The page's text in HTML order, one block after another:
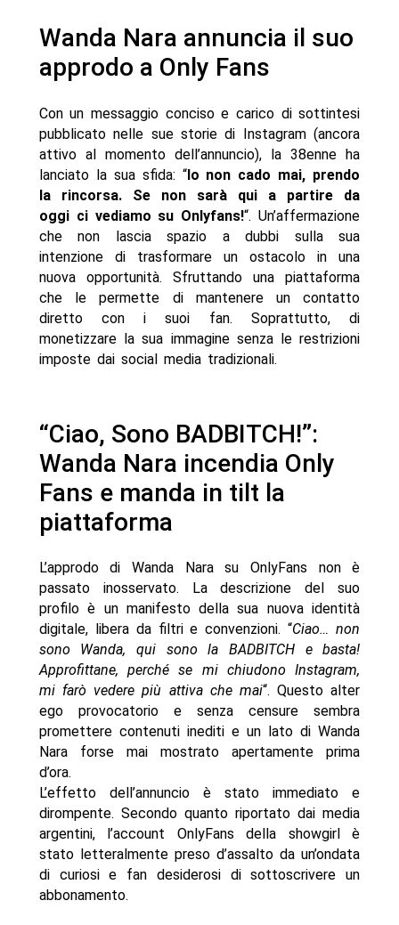
Wanda Nara annuncia il suo
approdo a Only Fans
Con un messaggio conciso e carico di sottintesi
pubblicato nelle sue storie di Instagram (ancora
attivo al momento dell’annuncio), la 38enne ha
lanciato la sua sfida: “Io non cado mai, prendo
la rincorsa. Se non sarà qui a partire da
oggi ci vediamo su Onlyfans!“. Un’affermazione
che non lascia spazio a dubbi sulla sua
intenzione di trasformare un ostacolo in una
nuova opportunità. Sfruttando una piattaforma
che le permette di mantenere un contatto
diretto con i suoi fan. Soprattutto, di
monetizzare la sua immagine senza le restrizioni
imposte dai social media tradizionali.
“Ciao, Sono BADBITCH!”:
Wanda Nara incendia Only
Fans e manda in tilt la
piattaforma
L’approdo di Wanda Nara su OnlyFans non è
passato inosservato. La descrizione del suo
profilo è un manifesto della sua nuova identità
digitale, libera da filtri e convenzioni. “Ciao… non
sono Wanda, qui sono la BADBITCH e basta!
Approfittane, perché se mi chiudono Instagram,
mi farò vedere più attiva che mai“. Questo alter
ego provocatorio e senza censure sembra
promettere contenuti inediti e un lato di Wanda
Nara forse mai mostrato apertamente prima
d’ora.
L’effetto dell’annuncio è stato immediato e
dirompente. Secondo quanto riportato dai media
argentini, l’account OnlyFans della showgirl è
stato letteralmente preso d’assalto da un’ondata
di curiosi e fan desiderosi di sottoscrivere un
abbonamento.